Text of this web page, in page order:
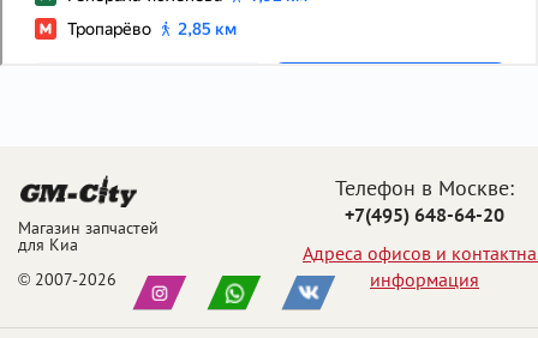
Магазин запчастей
для Киа
© 2007-2026
Телефон в Москве:
+7(495) 648-64-20
Адреса офисов и
информация